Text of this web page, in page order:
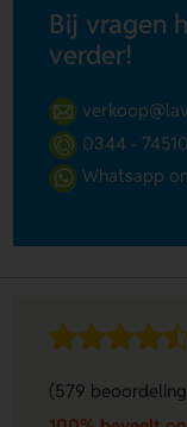
Bij vragen
verder!
0344 -
Whatsapp
(579